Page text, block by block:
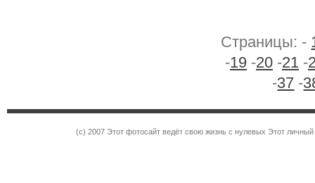
Страницы: -
-19 -20 -21 -
-37 -
(c) 2007 Этот фотосайт ведёт свою жизнь с нулевых Этот